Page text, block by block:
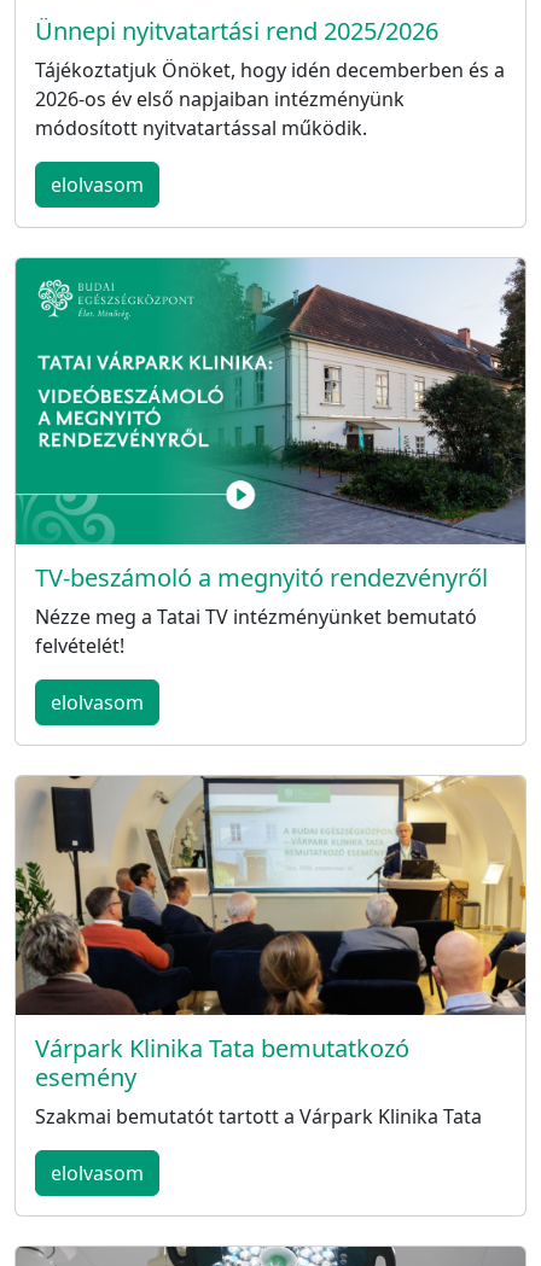
Ünnepi nyitvatartási rend 2025/2026
Tájékoztatjuk Önöket, hogy idén decemberben és a
2026-os év első napjaiban intézményünk
módosított nyitvatartással működik.
elolvasom
TV-beszámoló a megnyitó rendezvényről
Nézze meg a Tatai TV intézményünket bemutató
felvételét!
elolvasom
Várpark Klinika Tata bemutatkozó
esemény
Szakmai bemutatót tartott a Várpark Klinika Tata
elolvasom